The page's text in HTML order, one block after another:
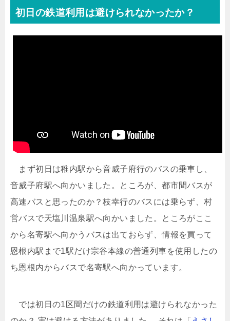
初日の鉄道利用は避けられなかったか？
まず初日は稚内駅から音威子府行のバスの乗車し、
音威子府駅へ向かいました。ところが、都市間バスが
高速バスと思ったのか？枝幸行のバスには乗らず、村
営バスで天塩川温泉駅へ向かいました。ところがここ
から名寄駅へ向かうバスは出ておらず、情報を買って
恩根内駅まで1駅だけ宗谷本線の普通列車を使用したの
ち恩根内からバスで名寄駅へ向かっています。
では初日の1区間だけの鉄道利用は避けられなかった